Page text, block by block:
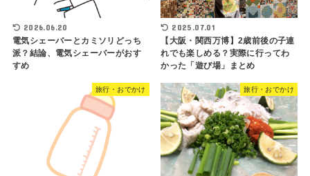
2026.06.20
電気シェーバーとカミソリどっち
派？結論、電気シェーバーがおす
すめ
2025.07.01
【大阪・関西万博】2歳前後の子連
れでも楽しめる？実際に行ってわ
かった「遊び場」まとめ
旅行・おでかけ 旅行・おでかけ